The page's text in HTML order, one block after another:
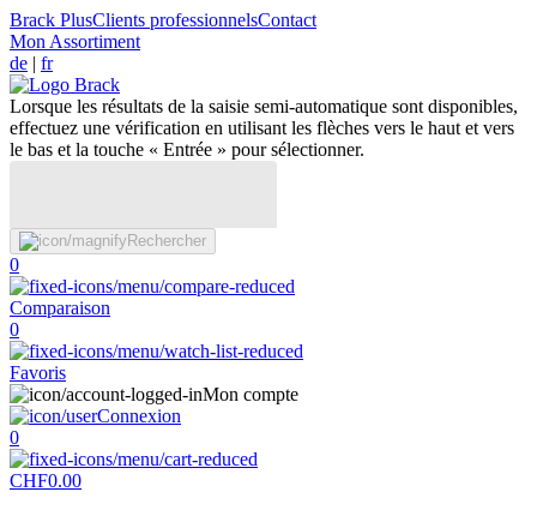
Brack PlusClients professionnelsContact
Mon Assortiment
de | fr
Lorsque les résultats de la saisie semi-automatique sont disponibles,
effectuez une vérification en utilisant les flèches vers le haut et vers
le bas et la touche « Entrée » pour sélectionner.
Rechercher
0
Comparaison
0
Favoris
Mon compte
Connexion
0
CHF0.00